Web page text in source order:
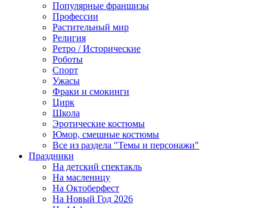
Популярные франшизы
Профессии
Растительный мир
Религия
Ретро / Исторические
Роботы
Спорт
Ужасы
Фраки и смокинги
Цирк
Школа
Эротические костюмы
Юмор, смешные костюмы
Все из раздела "Темы и персонажи"
Праздники
На детский спектакль
На масленицу
На Октоберфест
На Новый Год 2026